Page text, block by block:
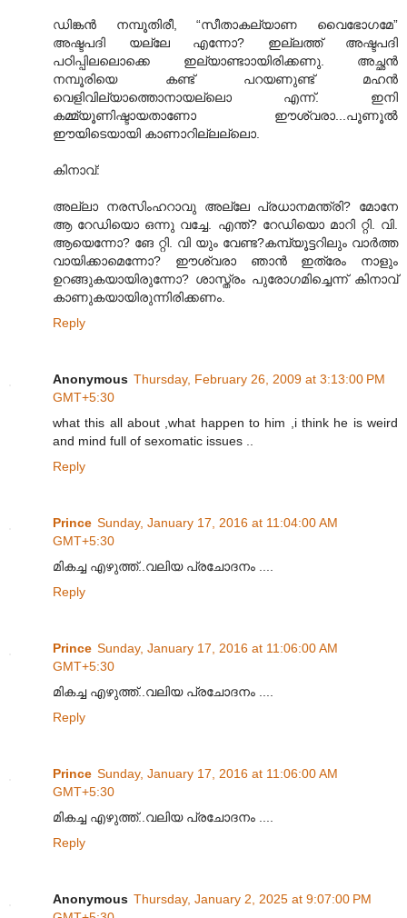
ഡിങ്കന്‍ നമ്പൂതിരീ, “സീതാകല്യാണ വൈഭോഗമേ”
അഷ്ടപദി യല്ലേ എന്നോ? ഇല്ലത്ത് അഷ്ടപദി
പഠിപ്പിലലൊക്കെ ഇല്യാണ്ടാ‍ായിരിക്കണു. അച്ഛന്‍
നമ്പൂരിയെ കണ്ട് പറയണുണ്ട് മഹന്‍
വെളിവില്യാത്തൊനായല്ലൊ എന്ന്. ഇനി
കമ്മ്യൂണിഷ്ടായതാണോ ഈശ്വരാ...പൂണൂല്‍
ഈയിടെയായി കാണാറില്ലല്ലൊ.
കിനാവ്:
അല്ലാ നരസിംഹറാവു അല്ലേ പ്രധാനമന്ത്രി? മോനേ
ആ റേഡിയൊ ഒന്നു വച്ചേ. എന്ത്? റേഡിയൊ മാറി റ്റി. വി.
ആയെന്നോ? ങേ റ്റി. വി യും വേണ്ട?കമ്പ്യൂട്ടറിലും വാര്‍ത്ത
വായിക്കാമെന്നോ? ഈശ്വരാ ഞാന്‍ ഇത്രേം നാളും
ഉറങ്ങുകയായിരുന്നോ? ശാസ്ത്രം പുരോഗമിച്ചെന്ന് കിനാവ്
കാണുകയായിരുന്നിരിക്കണം.
Reply
Anonymous Thursday, February 26, 2009 at 3:13:00 PM
GMT+5:30
what this all about ,what happen to him ,i think he is weird
and mind full of sexomatic issues ..
Reply
Prince Sunday, January 17, 2016 at 11:04:00 AM
GMT+5:30
മികച്ച എഴുത്ത്..വലിയ പ്രചോദനം ....
Reply
Prince Sunday, January 17, 2016 at 11:06:00 AM
GMT+5:30
മികച്ച എഴുത്ത്..വലിയ പ്രചോദനം ....
Reply
Prince Sunday, January 17, 2016 at 11:06:00 AM
GMT+5:30
മികച്ച എഴുത്ത്..വലിയ പ്രചോദനം ....
Reply
Anonymous Thursday, January 2, 2025 at 9:07:00 PM